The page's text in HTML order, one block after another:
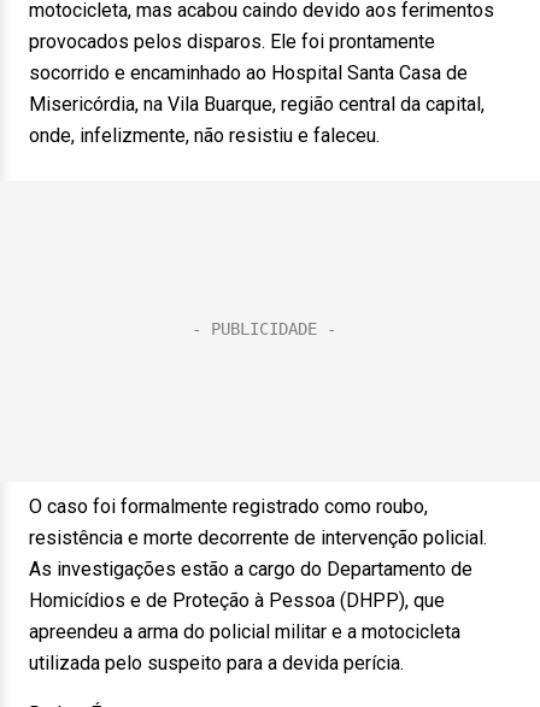
motocicleta, mas acabou caindo devido aos ferimentos
provocados pelos disparos. Ele foi prontamente
socorrido e encaminhado ao Hospital Santa Casa de
Misericórdia, na Vila Buarque, região central da capital,
onde, infelizmente, não resistiu e faleceu.
O caso foi formalmente registrado como roubo,
resistência e morte decorrente de intervenção policial.
As investigações estão a cargo do Departamento de
Homicídios e de Proteção à Pessoa (DHPP), que
apreendeu a arma do policial militar e a motocicleta
utilizada pelo suspeito para a devida perícia.